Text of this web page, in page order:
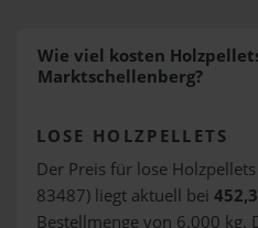
Wie viel kosten
Marktschellenberg?
LOSE HOLZPELLETS
Der Preis für lose
83487) liegt aktuell bei
Bestellmenge von 6.000 kg.